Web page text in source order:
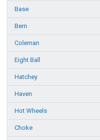
Base
Bern
Coleman
Eight Ball
Hatchey
Haven
Hot Wheels
Choke